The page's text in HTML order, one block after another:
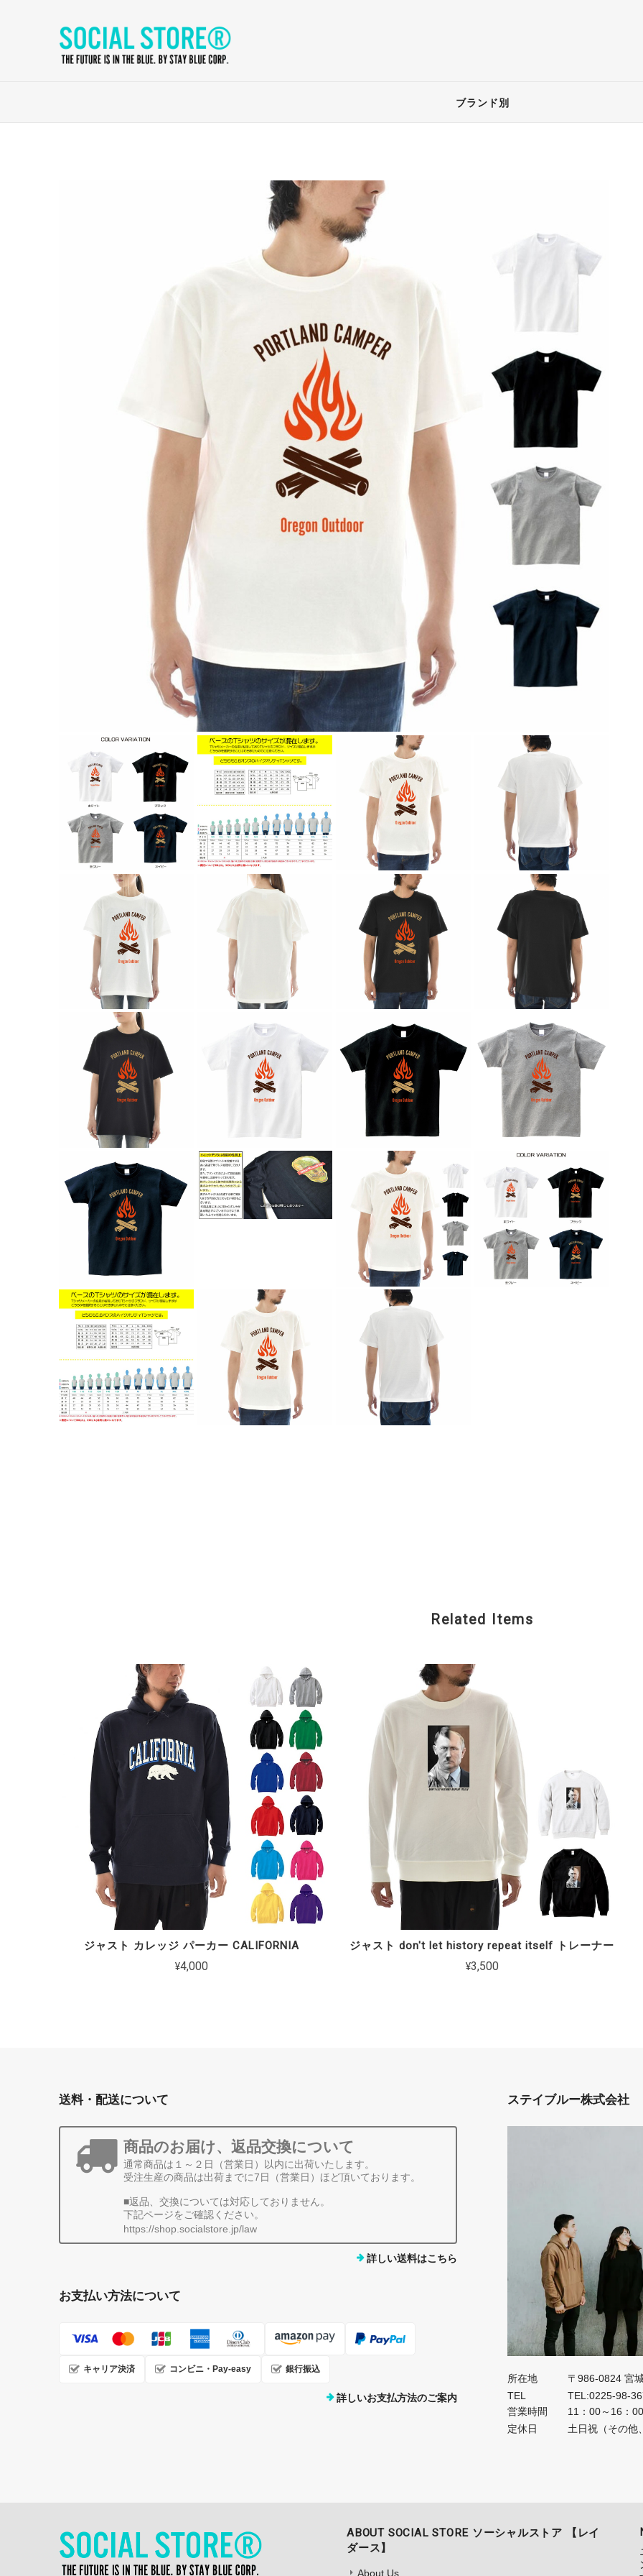
ブランド別
Related Items
ジャスト カレッジ パーカー CALIFORNIA
¥4,000
ジャスト don't let history repeat itself トレーナー
¥3,500
送料・配送について
商品のお届け、返品交換について
通常商品は１～２日（営業日）以内に出荷いたします。
受注生産の商品は出荷までに7日（営業日）ほど頂いております。
■返品、交換については対応しておりません。
下記ページをご確認ください。
https://shop.socialstore.jp/law
詳しい送料はこちら
お支払い方法について
キャリア決済 コンビニ・Pay-easy 銀行振込
詳しいお支払方法のご案内
ステイブルー株式会社
所在地
〒986-0824 宮
TEL
TEL:0225-98-
営業時間
11：00～16：
定休日
土日祝（その他
ABOUT SOCIAL STORE ソーシャルストア 【レイ
ダース】
About Us